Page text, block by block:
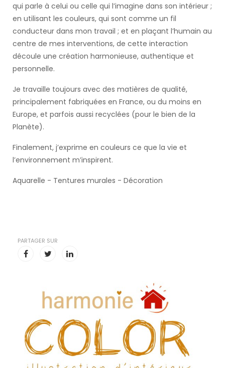
qui parle à celui ou celle qui l’imagine dans son intérieur ;
en utilisant les couleurs, qui sont comme un fil
conducteur dans mon travail ; et en plaçant l’humain au
centre de mes interventions, de cette interaction
découle une création harmonieuse, authentique et
personnelle.
Je travaille toujours avec des matières de qualité,
principalement fabriquées en France, ou du moins en
Europe, et parfois aussi recyclées (pour le bien de la
Planète).
Finalement, j’exprime en couleurs ce que la vie et
l’environnement m’inspirent.
Aquarelle - Tentures murales - Décoration
PARTAGER SUR